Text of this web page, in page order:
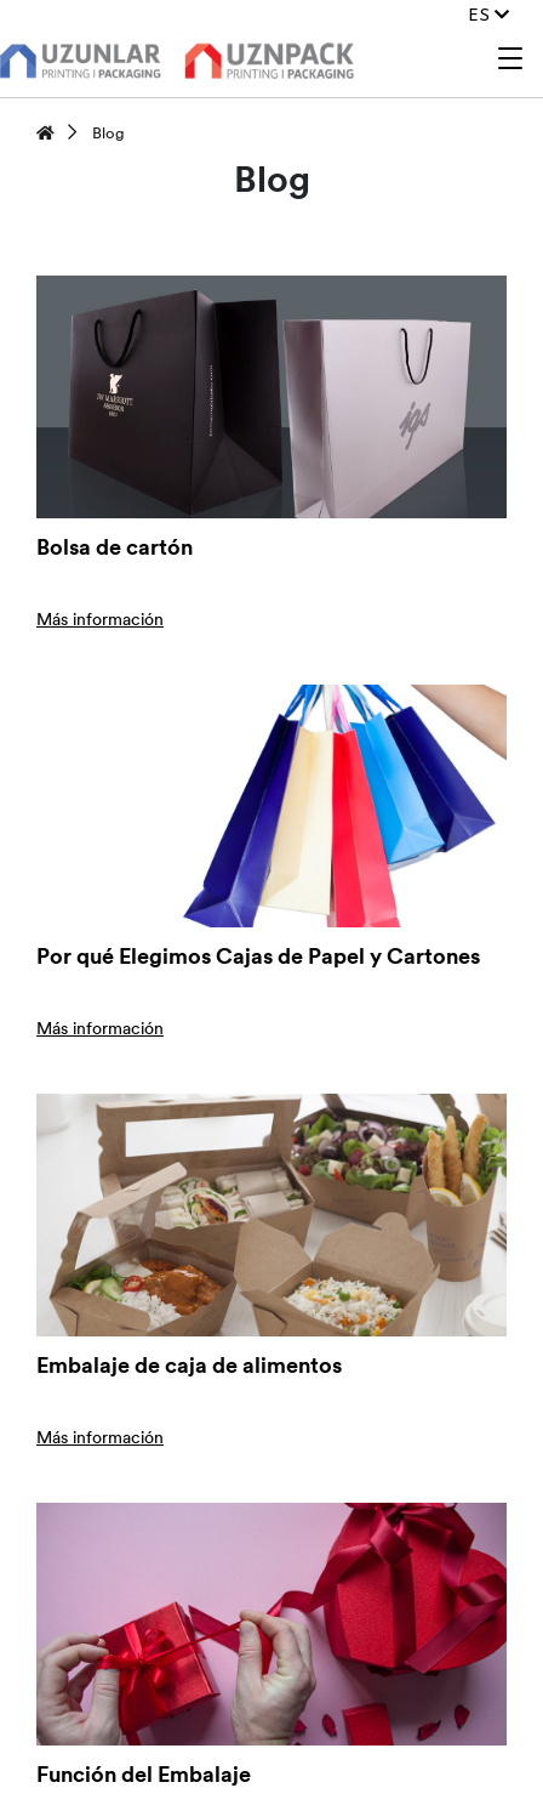
ES
Blog
Blog
Bolsa de cartón
Más información
Por qué Elegimos Cajas de Papel y Cartones
Más información
Embalaje de caja de alimentos
Más información
Función del Embalaje